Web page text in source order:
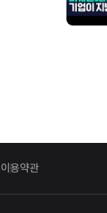
이용약관